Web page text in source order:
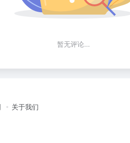
暂无评论...
关于我们